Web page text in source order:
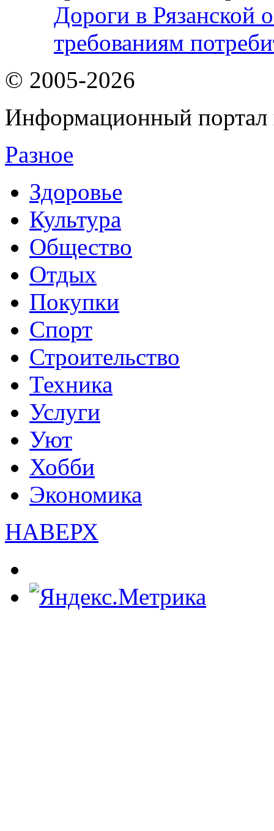
Дороги в Рязанской
требованиям
© 2005-2026
Информационный портал
Разное
Здоровье
Культура
Общество
Отдых
Покупки
Спорт
Строительство
Техника
Услуги
Уют
Хобби
Экономика
НАВЕРХ